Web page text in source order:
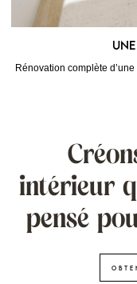
Rénovation complète
intérieur
pensé